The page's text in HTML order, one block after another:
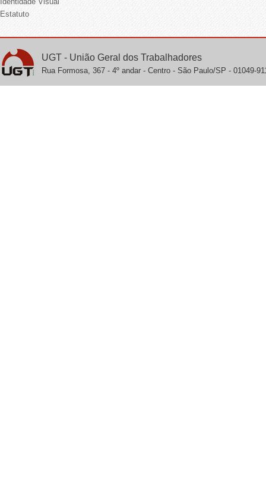
Estatuto
UGT - União Geral dos Trabalhadores
Rua Formosa, 367 - 4º andar - Centro - São Paulo/SP - 01049-